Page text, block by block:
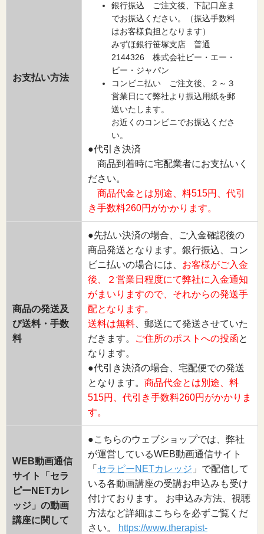
お支払い方法
銀行振込 ご注文後、下記口座ま
でお振込ください。（振込手数料
はお客様負担となります）
みずほ銀行笹塚支店 普通
2144326 株式会社ビー・エー・
ビー・ジャパン
コンビニ払い ご注文後、２～３
営業日にて弊社より振込用紙を郵
送いたします。
お近くのコンビニでお振込くださ
い。
●代引き決済
商品到着時に宅配業者にお支払いく
ださい。
商品代金とは別途、料515円、代引
き手数料260円がかかります。
商品の発送及
び送料・手数
料
●先払い決済の場合、ご入金確認後の
商品発送となります。銀行振込、コン
ビニ払いの場合には、 お客様がご入金
後、２営業日程度にて弊社に入金通知
がまいりますので、それからの発送手
配となります。
送料は無料 、郵送にて発送させていた
だきます。
ご住所のポストへの投函と
なります。
●代引き決済の場合、宅配便での発送
となります。 商品代金とは別途、料
515円、代引き手数料260円がかかりま
す。
WEB動画通信
サイト「セラ
ピーNETカレ
ッジ」の動画
講座に関して
●こちらのウェブショップでは、弊社
が運営しているWEB動画通信サイト
「 セラピーNETカレッジ 」で配信して
いる各動画講座の受講お申込みも受け
付けております。 お申込み方法、視聴
方法など詳細はこちらを必ずご覧くだ
さい。
https://www.therapist-